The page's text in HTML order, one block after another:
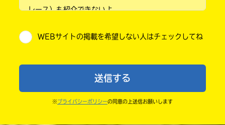
小学6年
中学1年
レース）も紹介できないよ。
・送ってからすぐには紹介されないので、待ってて
ならないよう気をつけてね。
・キャンペーン開催中は、投稿した後の画面にバナー
WEBサイトの掲載を希望しない人はチェックしてね
送信する
※ プライバシーポリシーの同意の上送信お願いします